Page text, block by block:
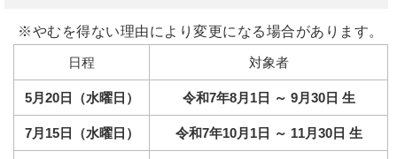
※やむを得ない理由により変更になる場合があります。
日程 対象者
5月20日（水曜日） 令和7年8月1日 ～ 9月30日 生
7月15日（水曜日） 令和7年10月1日 ～ 11月30日 生